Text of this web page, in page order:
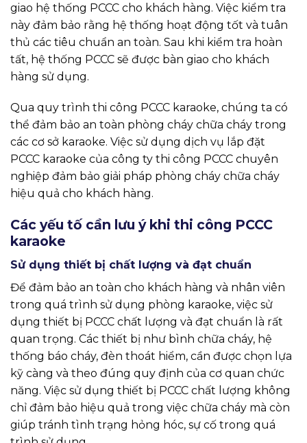
giao hệ thống PCCC cho khách hàng. Việc kiểm tra
này đảm bảo rằng hệ thống hoạt động tốt và tuân
thủ các tiêu chuẩn an toàn. Sau khi kiểm tra hoàn
tất, hệ thống PCCC sẽ được bàn giao cho khách
hàng sử dụng.
Qua quy trình thi công PCCC karaoke, chúng ta có
thể đảm bảo an toàn phòng cháy chữa cháy trong
các cơ sở karaoke. Việc sử dụng dịch vụ lắp đặt
PCCC karaoke của công ty thi công PCCC chuyên
nghiệp đảm bảo giải pháp phòng cháy chữa cháy
hiệu quả cho khách hàng.
Các yếu tố cần lưu ý khi thi công PCCC
karaoke
Sử dụng thiết bị chất lượng và đạt chuẩn
Để đảm bảo an toàn cho khách hàng và nhân viên
trong quá trình sử dụng phòng karaoke, việc sử
dụng thiết bị PCCC chất lượng và đạt chuẩn là rất
quan trọng. Các thiết bị như bình chữa cháy, hệ
thống báo cháy, đèn thoát hiểm, cần được chọn lựa
kỹ càng và theo đúng quy định của cơ quan chức
năng. Việc sử dụng thiết bị PCCC chất lượng không
chỉ đảm bảo hiệu quả trong việc chữa cháy mà còn
giúp tránh tình trạng hỏng hóc, sự cố trong quá